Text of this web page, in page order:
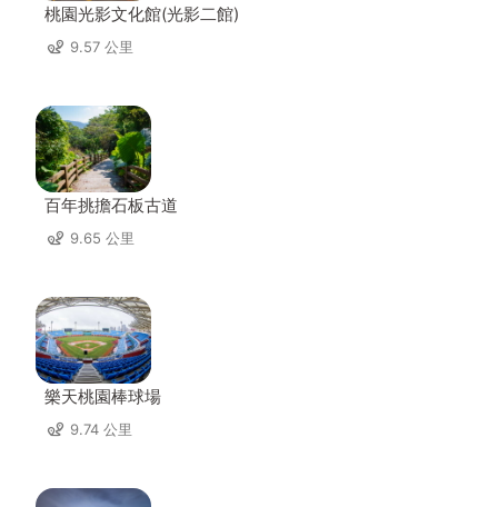
桃園光影文化館(光影二館)
9.57 公里
百年挑擔石板古道
9.65 公里
樂天桃園棒球場
9.74 公里